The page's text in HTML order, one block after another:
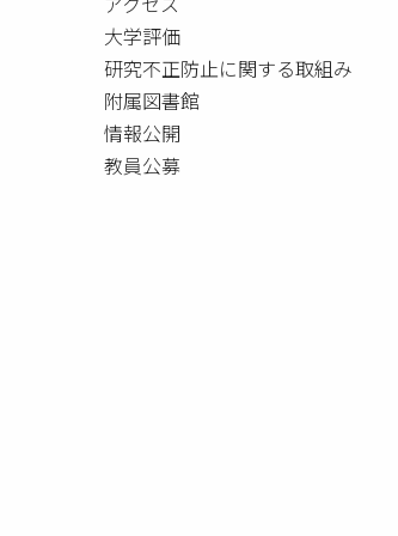
大学評価
研究不正防止に関する取組み
附属図書館
情報公開
教員公募